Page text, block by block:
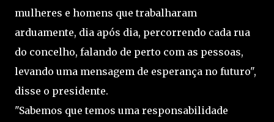
mulheres e homens que trabalharam
arduamente, dia após dia, percorrendo cada rua
do concelho, falando de perto com as pessoas,
levando uma mensagem de esperança no futuro",
disse o presidente.
"Sabemos que temos uma responsabilidade